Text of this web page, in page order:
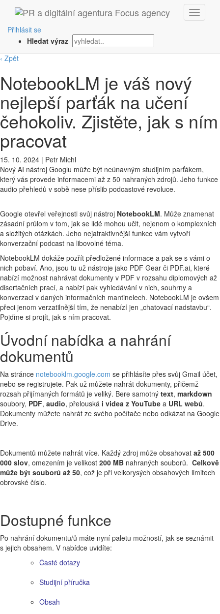
Přihlásit se
Hledat výraz
‹ Zpět
NotebookLM je váš nový
nejlepší parťák na učení
čehokoliv. Zjistěte, jak s ním
pracovat
15. 10. 2024 | Petr Michl
Nový AI nástroj Googlu může být neúnavným studijním parťákem,
který vás provede informacemi až z 50 nahraných zdrojů. Jeho funkce
audio přehledů v sobě nese příslib podcastové revoluce.
Google otevřel veřejnosti svůj nástroj NotebookLM. Může znamenat
zásadní průlom v tom, jak se lidé mohou učit, nejenom o komplexních
a složitých otázkách. Jeho nejatraktivnější funkce vám vytvoří
konverzační podcast na libovolné téma.
NotebookLM dokáže pozřít předložené informace a pak se s vámi o
nich pobaví. Ano, jsou tu už nástroje jako PDF Gear či PDF.ai, které
nabízí možnost nahrávat dokumenty v PDF v rozsahu diplomových až
disertačních prací, a nabízí pak vyhledávání v nich, souhrny a
konverzaci v daných informačních mantinelech. NotebookLM je ovšem
přeci jenom verzatilnější tím, že nenabízí jen „chatovací nadstavbu“.
Pojďme si projít, jak s ním pracovat.
Úvodní nabídka a nahrání
dokumentů
Na stránce notebooklm.google.com se přihlásíte přes svůj Gmail účet,
nebo se registrujete. Pak už můžete nahrát dokumenty, přičemž
rozsah přijímaných formátů je veliký. Bere samotný text, markdown
soubory, PDF, audio, přelouská i videa z YouTube a URL webů.
Dokumenty můžete nahrát ze svého počítače nebo odkázat na Google
Drive.
Dokumentů můžete nahrát více. Každý zdroj může obsahovat až 500
000 slov, omezením je velikost 200 MB nahraných souborů. Celkově
může být souborů až 50, což je při velkorysých obsahových limitech
obrovské číslo.
Dostupné funkce
Po nahrání dokumentu/ů máte nyní paletu možností, jak se seznámit
s jejich obsahem. V nabídce uvidíte:
Časté dotazy
Studijní příručka
Obsah